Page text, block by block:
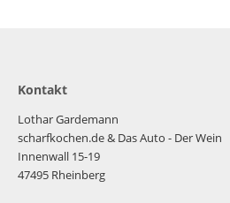
Kontakt
Lothar Gardemann
scharfkochen.de& Das Auto - Der Wein
Innenwall 15-19
47495 Rheinberg